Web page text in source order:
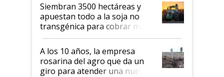
Siembran 3500 hectáreas y
apuestan todo a la soja no
transgénica para cobrar más
por tonelada: compraron un
semillero
A los 10 años, la empresa
rosarina del agro que da un
giro para atender una nueva